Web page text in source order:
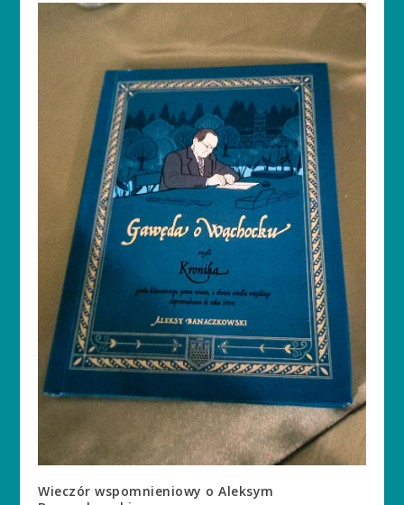
Wieczór wspomnieniowy o Aleksym